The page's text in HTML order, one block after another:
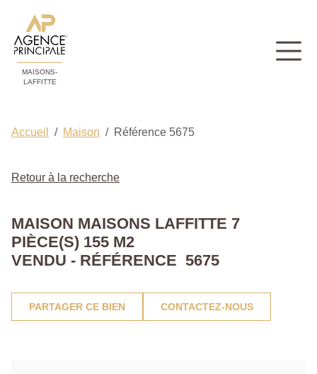
MAISONS-
LAFFITTE
Accueil Maison Référence 5675
Retour à la recherche
MAISON MAISONS LAFFITTE 7
PIÈCE(S) 155 M2
VENDU - RÉFÉRENCE 5675
PARTAGER CE BIEN CONTACTEZ-NOUS